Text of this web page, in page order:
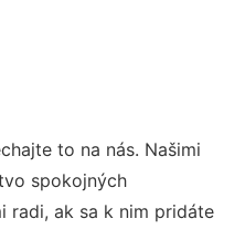
to na nás. Našimi
spokojných
radi, ak sa k nim pridáte